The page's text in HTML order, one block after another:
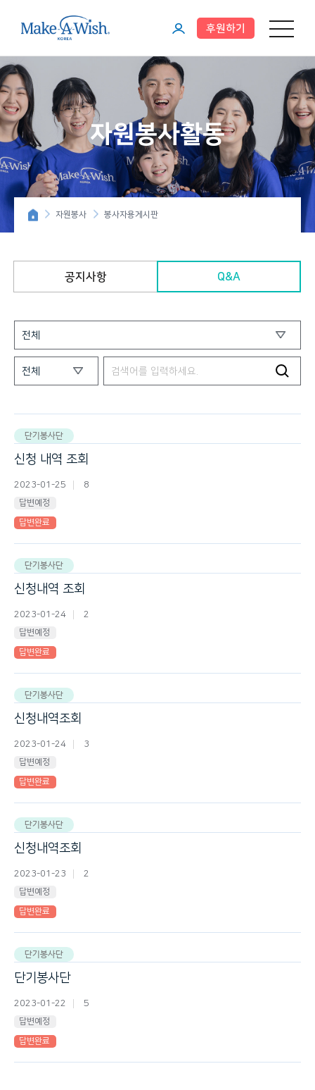
메뉴 열기
이
지
후원하기
자원봉사활동
자원봉사 봉사자용게시판
공지사항 Q&A
단기봉사단
신청 내역 조회
2023-01-25 8
답변예정
답변완료
단기봉사단
신청내역 조회
2023-01-24 2
답변예정
답변완료
단기봉사단
신청내역조회
2023-01-24 3
답변예정
답변완료
단기봉사단
신청내역조회
2023-01-23 2
답변예정
답변완료
단기봉사단
단기봉사단
2023-01-22 5
답변예정
답변완료